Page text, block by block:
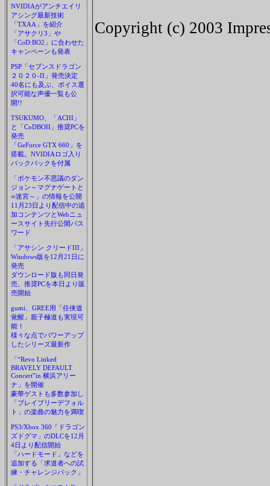
NVIDIAがアンチエイリ
アシング最新技術
「TXAA」を紹介
「アサクリ3」や
「CoD:BO2」に合わせた
キャンペーンも発表
PSP「セブンスドラゴン
２０２０-II」発売決定
40名にも及ぶ、ボイス選
択可能な声優一覧も公
開!!
TSUKUMO、「ACIII」
と「CoDBOII」推奨PCを
発売
「GeForce GTX 660」を
搭載。NVIDIAロゴ入り
バックパックを付属
「ポケモン不思議のダン
ジョン～マグナゲートと
∞迷宮～」の情報を公開
11月23日より配信中の追
加コンテンツとWebニュ
ースサイト先行公開パス
ワード
「アサシン クリードIII」
Windows版を12月21日に
発売
ダウンロード版も同日発
売。推奨PCを本日より販
売開始
gumi、GREE用「任侠道
覚醒」親子極道も実現可
能！
様々な点でパワーアップ
したシリーズ最新作
「“Revo Linked
BRAVELY DEFAULT
Concert”in 横浜アリー
ナ」を開催
豪華ゲストも多数参加し
「ブレイブリーデフォル
ト」の楽曲の魅力を満喫
PS3/Xbox 360「ドラゴン
ズドグマ」のDLCを12月
4日より配信開始
「ハードモード」などを
追加する「求道者への試
練・チャレンジパック」
Copyright (c) 2003